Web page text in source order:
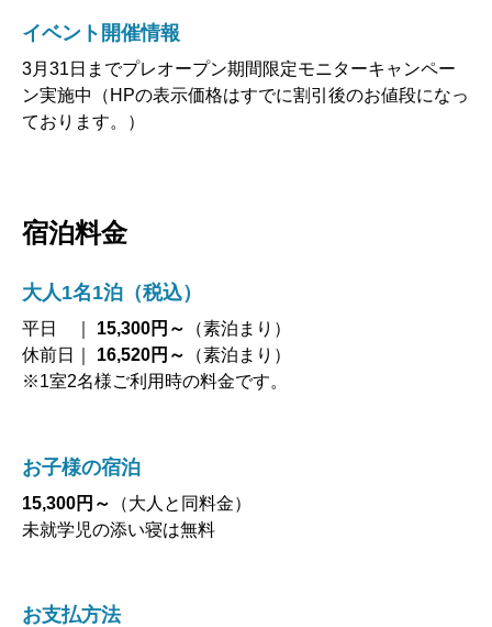
イベント開催情報
3月31日までプレオープン期間限定モニターキャンペー
ン実施中（HPの表示価格はすでに割引後のお値段になっ
ております。）
宿泊料金
大人1名1泊（税込）
平日 ｜ 15,300円～
（素泊まり）
休前日｜
16,520円～
（素泊まり）
※1室2名様ご利用時の料金です。
お子様の宿泊
15,300円～
（大人と同料金）
未就学児の添い寝は無料
お支払方法